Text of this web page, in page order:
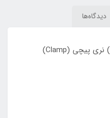
دیدگاه‌ها
) PL) نری پیچی (Clamp)